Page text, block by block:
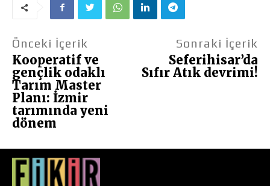
Önceki İçerik
Kooperatif ve
gençlik odaklı
Tarım Master
Planı: İzmir
tarımında yeni
dönem
Sonraki İçerik
Seferihisar’da
Sıfır Atık devrimi!